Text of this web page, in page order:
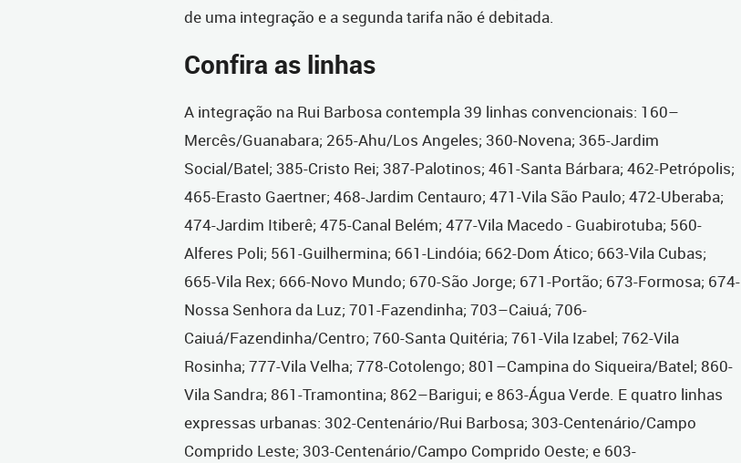
de uma integração e a segunda tarifa não é debitada.
Confira as linhas
A integração na Rui Barbosa contempla 39 linhas convencionais: 160–
Mercês/Guanabara; 265-Ahu/Los Angeles; 360-Novena; 365-Jardim
Social/Batel; 385-Cristo Rei; 387-Palotinos; 461-Santa Bárbara; 462-Petrópolis;
465-Erasto Gaertner; 468-Jardim Centauro; 471-Vila São Paulo; 472-Uberaba;
474-Jardim Itiberê; 475-Canal Belém; 477-Vila Macedo - Guabirotuba; 560-
Alferes Poli; 561-Guilhermina; 661-Lindóia; 662-Dom Ático; 663-Vila Cubas;
665-Vila Rex; 666-Novo Mundo; 670-São Jorge; 671-Portão; 673-Formosa; 674-
Nossa Senhora da Luz; 701-Fazendinha; 703–Caiuá; 706-
Caiuá/Fazendinha/Centro; 760-Santa Quitéria; 761-Vila Izabel; 762-Vila
Rosinha; 777-Vila Velha; 778-Cotolengo; 801–Campina do Siqueira/Batel; 860-
Vila Sandra; 861-Tramontina; 862–Barigui; e 863-Água Verde. E quatro linhas
expressas urbanas: 302-Centenário/Rui Barbosa; 303-Centenário/Campo
Comprido Leste; 303-Centenário/Campo Comprido Oeste; e 603-